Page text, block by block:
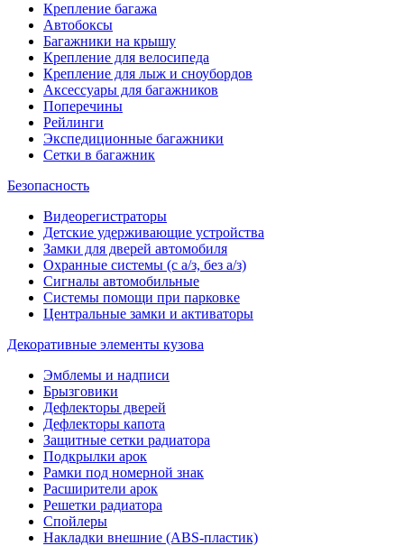
Крепление багажа
Автобоксы
Багажники на крышу
Крепление для велосипеда
Крепление для лыж и сноубордов
Аксессуары для багажников
Поперечины
Рейлинги
Экспедиционные багажники
Сетки в багажник
Безопасность
Видеорегистраторы
Детские удерживающие устройства
Замки для дверей автомобиля
Охранные системы (с а/з, без а/з)
Сигналы автомобильные
Системы помощи при парковке
Центральные замки и активаторы
Декоративные элементы кузова
Эмблемы и надписи
Брызговики
Дефлекторы дверей
Дефлекторы капота
Защитные сетки радиатора
Подкрылки арок
Рамки под номерной знак
Расширители арок
Решетки радиатора
Спойлеры
Накладки внешние (ABS-пластик)